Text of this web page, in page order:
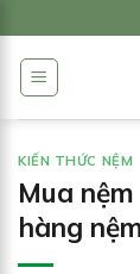
qua
dung
KIẾN THỨC NỆM
Mua
hàng